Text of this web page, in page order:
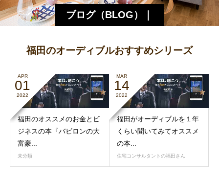
ブログ（BLOG）｜
エルハウス
福田のオーディブルおすすめシリーズ
APR
01
2022
福田のオススメのお金とビ
ジネスの本『バビロンの大
富豪...
未分類
MAR
14
2022
福田がオーディブルを１年
くらい聞いてみてオススメ
の本...
住宅コンサルタントの福田さん